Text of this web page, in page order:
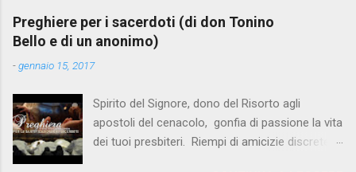
http://www.carimo.it Contiene i Catechismo della Chiesa
Cattolica, la Bibbia a Fumetti (novità assoluta in internet), il
pensiero di S.Tommaso, encicliche, scritti di Albino Luciani,
oroscopo... da ridere, e altri temi interessanti. Catechismo
www.vatican.va/archive/ITA0014/_INDEX.HTM ; Indice e testo
su: www.catechismochiesacattolica.it COMPENDIO :
www.vatican.va/archive/compendium_ccc/documents/archive
_2005_compendium-ccc_it.html Catechista 2.0 **½
Preghiere per i sacerdoti (di don Tonino
Bello e di un anonimo)
-gennaio 15, 2017
Spirito del Signore, dono del Risorto agli
apostoli del cenacolo, gonfia di passione la vita
dei tuoi presbiteri. Riempi di amicizie discrete la